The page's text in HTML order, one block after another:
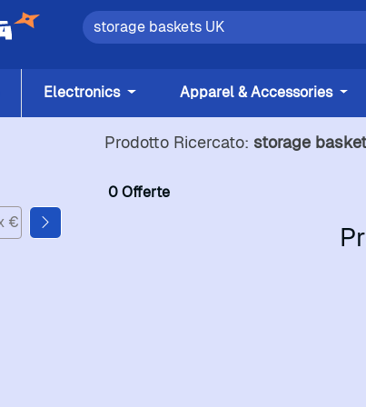
Electronics Apparel & Accessories
Prodotto Ricercato: storage
0 Offerte